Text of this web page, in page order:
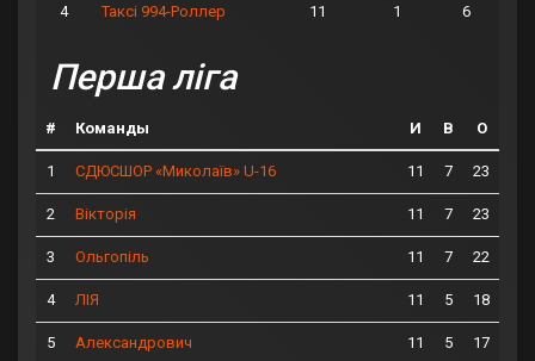
4 Таксі 994-Роллер 11 1 6
Перша ліга
# Команды И В О
1 СДЮСШОР «Миколаїв» U-16 11 7 23
2 Вікторія 11 7 23
3 Ольгопіль 11 7 22
4 ЛІЯ 11 5 18
5 Александрович 11 5 17